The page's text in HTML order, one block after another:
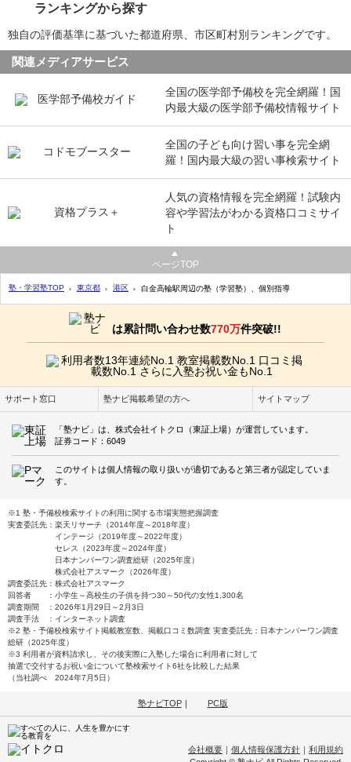
ランキングから探す
独自の評価基準に基づいた都道府県、市区町村別ランキングです。
関連メディアサービス
全国の医学部予備校を完全網羅！国
内最大級の医学部予備校情報サイト
全国の子ども向け習い事を完全網
羅！国内最大級の習い事検索サイト
人気の資格情報を完全網羅！試験内
容や学習法がわかる資格口コミサイ
ト
ページTOP
塾・学習塾TOP 東京都 港区 白金高輪駅周辺の塾（学習塾）、個別指導
は累計問い合わせ数770万件突破!!
サポート窓口 塾ナビ掲載希望の方へ サイトマップ
「塾ナビ」は、株式会社イトクロ（東証上場）が運営しています。
証券コード：6049
このサイトは個人情報の取り扱いが適切であると第三者が認定していま
す。
※1 塾・予備校検索サイトの利用に関する市場実態把握調査
実査委託先：楽天リサーチ（2014年度～2018年度）
インテージ（2019年度～2022年度）
セレス（2023年度～2024年度）
日本ナンバーワン調査総研（2025年度）
株式会社アスマーク（2026年度）
調査委託先：株式会社アスマーク
回答者 ：小学生～高校生の子供を持つ30～50代の女性1,300名
調査期間 ：2026年1月29日～2月3日
調査手法 ：インターネット調査
※2 塾・予備校検索サイト掲載教室数、掲載口コミ数調査 実査委託先：日本ナンバーワン調査
総研（2025年度）
※3 利用者が資料請求し、その後実際に入塾した場合に利用者に対して
抽選で交付するお祝い金について塾検索サイト6社を比較した結果
（当社調べ 2024年7月5日）
塾ナビTOP｜ PC版
会社概要 ｜ 個人情報保護方針 ｜ 利用規約